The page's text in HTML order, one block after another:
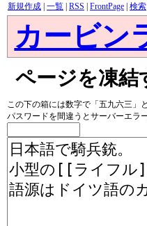
新規作成| 一覧| RSS FrontPage| 検索|
カービン
ページを凍結
この下の箱には数字で「五九六三」
パスワードを間違うとサーバーエラ